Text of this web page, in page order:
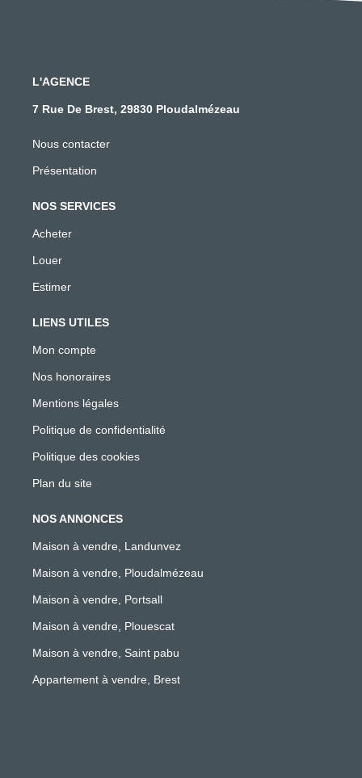
L'AGENCE
7 Rue De Brest, 29830 Ploudalmézeau
Nous contacter
Présentation
NOS SERVICES
Acheter
Louer
Estimer
LIENS UTILES
Mon compte
Nos honoraires
Mentions légales
Politique de confidentialité
Politique des cookies
Plan du site
NOS ANNONCES
Maison à vendre, Landunvez
Maison à vendre, Ploudalmézeau
Maison à vendre, Portsall
Maison à vendre, Plouescat
Maison à vendre, Saint pabu
Appartement à vendre, Brest